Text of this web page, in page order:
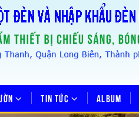
TIN TỨC ALBUM